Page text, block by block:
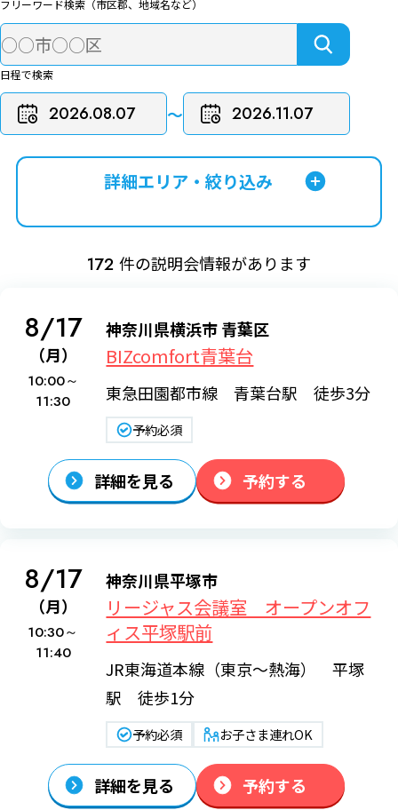
フリーワード検索（市区郡、地域名など）
日程で検索
〜
詳細エリア・絞り込み
172 件の説明会情報があります
8/17
（月）
10:00～
11:30
神奈川県横浜市 青葉区
BIZcomfort青葉台
東急田園都市線 青葉台駅 徒歩3分
予約必須
詳細を見る 予約する
8/17
（月）
10:30～
11:40
神奈川県平塚市
リージャス会議室 オープンオフ
ィス平塚駅前
JR東海道本線（東京～熱海） 平塚
駅 徒歩1分
予約必須 お子さま連れOK
詳細を見る 予約する